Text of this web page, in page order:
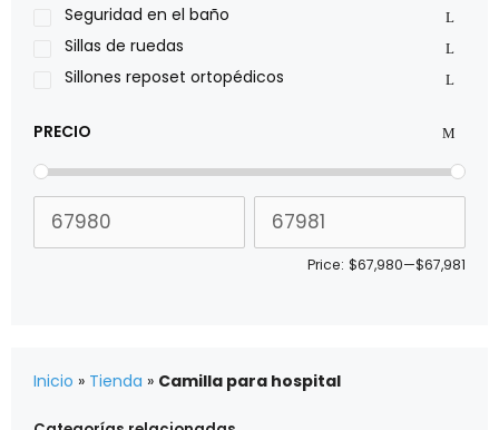
Stealth products
Xiehe Medical
Seguridad en el baño
Sillas de ruedas
Sillones reposet ortopédicos
PRECIO
Price: $67,980—$67,981
Inicio » Tienda » Camilla para hospital